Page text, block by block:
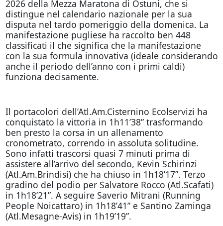
2026 della Mezza Maratona di Ostuni, che si
distingue nel calendario nazionale per la sua
disputa nel tardo pomeriggio della domenica. La
manifestazione pugliese ha raccolto ben 448
classificati il che significa che la manifestazione
con la sua formula innovativa (ideale considerando
anche il periodo dell’anno con i primi caldi)
funziona decisamente.
Il portacolori dell’Atl.Am.Cisternino Ecolservizi ha
conquistato la vittoria in 1h11’38” trasformando
ben presto la corsa in un allenamento
cronometrato, correndo in assoluta solitudine.
Sono infatti trascorsi quasi 7 minuti prima di
assistere all’arrivo del secondo, Kevin Schirinzi
(Atl.Am.Brindisi) che ha chiuso in 1h18’17”. Terzo
gradino del podio per Salvatore Rocco (Atl.Scafati)
in 1h18’21”. A seguire Saverio Mitrani (Running
People Noicattaro) in 1h18’41” e Santino Zaminga
(Atl.Mesagne-Avis) in 1h19’19”.